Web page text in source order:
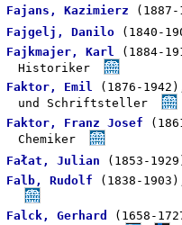
Fajans, Kazimierz
Fajgelj, Danilo (1840-
Fajkmajer, Karl
(1884-
Historiker
Faktor, Emil (1876-
und Schriftsteller
Faktor, Franz Josef
Chemiker
Fałat, Julian (1853-
Falb, Rudolf (1838-
Falck, Gerhard
(1658-